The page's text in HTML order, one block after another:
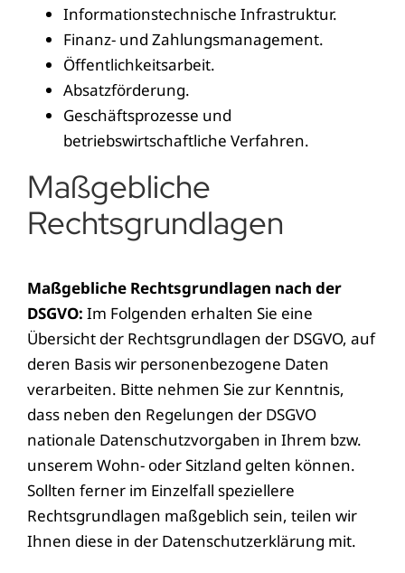
Informationstechnische Infrastruktur.
Finanz- und Zahlungsmanagement.
Öffentlichkeitsarbeit.
Absatzförderung.
Geschäftsprozesse und
betriebswirtschaftliche Verfahren.
Maßgebliche
Rechtsgrundlagen
Maßgebliche Rechtsgrundlagen nach der
DSGVO: Im Folgenden erhalten Sie eine
Übersicht der Rechtsgrundlagen der DSGVO, auf
deren Basis wir personenbezogene Daten
verarbeiten. Bitte nehmen Sie zur Kenntnis,
dass neben den Regelungen der DSGVO
nationale Datenschutzvorgaben in Ihrem bzw.
unserem Wohn- oder Sitzland gelten können.
Sollten ferner im Einzelfall speziellere
Rechtsgrundlagen maßgeblich sein, teilen wir
Ihnen diese in der Datenschutzerklärung mit.